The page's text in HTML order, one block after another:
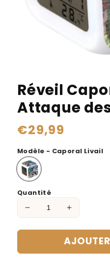
Réveil
Attaque
Prix
€29,99
Modèle - Caporal Livail
Quantité
Réduire
quantité
Réveil
Augmenter
quantité
de
Réveil